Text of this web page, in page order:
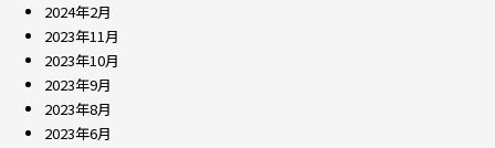
2024年2月
2023年11月
2023年10月
2023年9月
2023年8月
2023年6月